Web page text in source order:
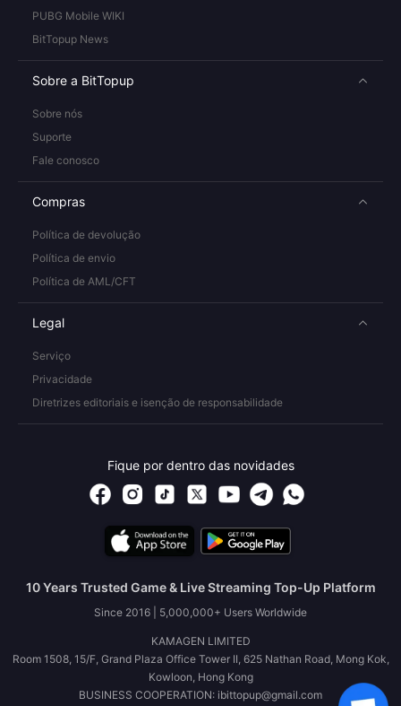
PUBG Mobile WIKI
BitTopup News
Sobre a BitTopup
Sobre nós
Suporte
Fale conosco
Compras
Política de devolução
Política de envio
Política de AML/CFT
Legal
Serviço
Privacidade
Diretrizes editoriais e isenção de responsabilidade
Fique por dentro das novidades
10 Years Trusted Game & Live Streaming Top-Up Platform
Since 2016 | 5,000,000+ Users Worldwide
KAMAGEN LIMITED
Room 1508, 15/F, Grand Plaza Office Tower II, 625 Nathan Road, Mong Kok,
Kowloon, Hong Kong
BUSINESS COOPERATION: ibittopup@gmail.com